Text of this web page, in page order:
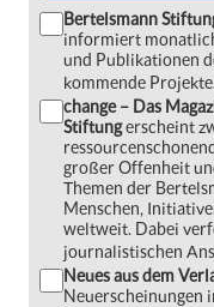
Bertelsmann
informiert
und Publikationen
kommende Projekte.
change – Das
Stiftungerscheint
großer Offenheit
Themen der
Menschen,
weltweit. Dabei
journalistischen
Neues aus dem
Neuerscheinungen